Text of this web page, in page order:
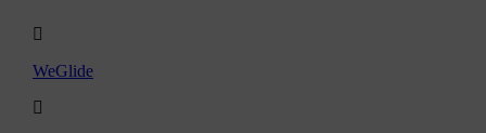
WeGlide